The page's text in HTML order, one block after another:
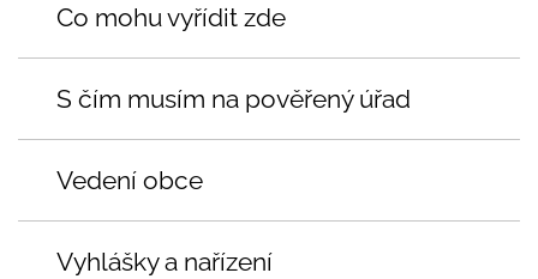
Co mohu vyřídit zde
S čím musím na pověřený úřad
Vedení obce
Vyhlášky a nařízení